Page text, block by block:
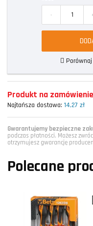
-
Porównaj
Produkt na
Najtańsza dostawa: 14,27 zł
Gwarantujemy bezpieczne
podczas płatności. Możesz
otrzymujesz gwarancję
Polecane